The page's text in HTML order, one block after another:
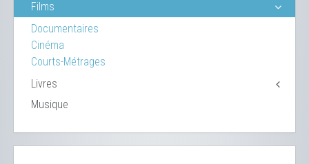
Films
Documentaires
Cinéma
Courts-Métrages
Livres
Musique